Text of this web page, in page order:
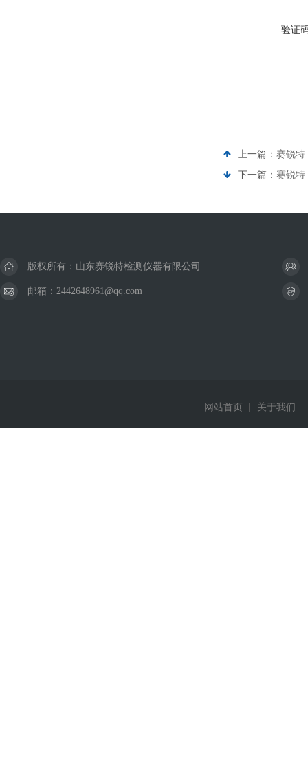
验证
上一篇： 赛锐特
下一篇： 赛锐特
版权所有：山东赛锐特检测仪器有限公司
邮箱：2442648961@qq.com
网站首页 关于我们